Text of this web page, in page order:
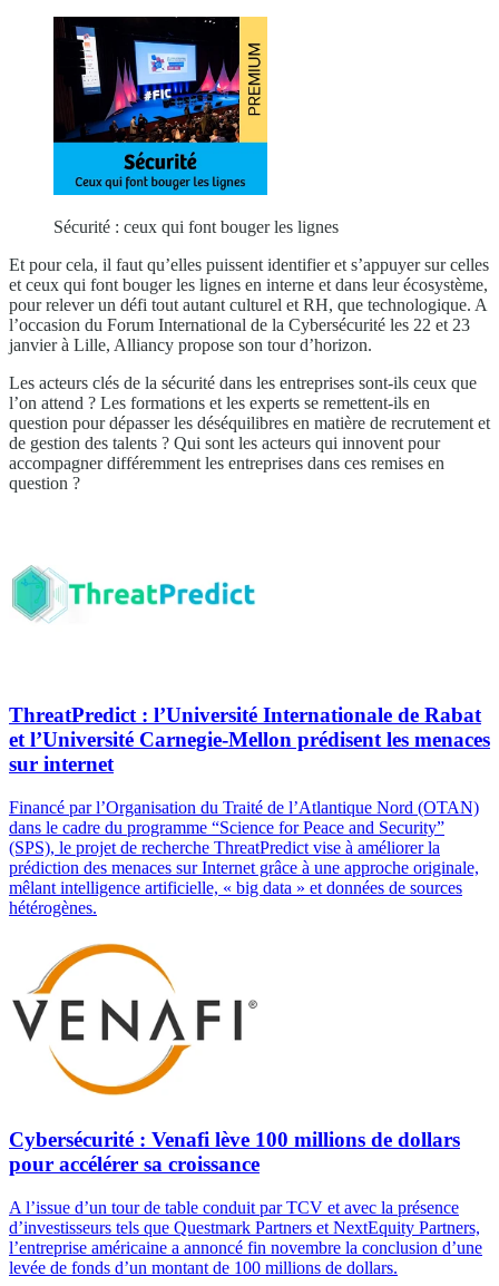
Sécurité : ceux qui font bouger les lignes
Et pour cela, il faut qu’elles puissent identifier et s’appuyer sur celles
et ceux qui font bouger les lignes en interne et dans leur écosystème,
pour relever un défi tout autant culturel et RH, que technologique. A
l’occasion du Forum International de la Cybersécurité les 22 et 23
janvier à Lille, Alliancy propose son tour d’horizon.
Les acteurs clés de la sécurité dans les entreprises sont-ils ceux que
l’on attend ? Les formations et les experts se remettent-ils en
question pour dépasser les déséquilibres en matière de recrutement et
de gestion des talents ? Qui sont les acteurs qui innovent pour
accompagner différemment les entreprises dans ces remises en
question ?
ThreatPredict : l’Université Internationale de Rabat
et l’Université Carnegie-Mellon prédisent les menaces
sur internet
Financé par l’Organisation du Traité de l’Atlantique Nord (OTAN)
dans le cadre du programme “Science for Peace and Security”
(SPS), le projet de recherche ThreatPredict vise à améliorer la
prédiction des menaces sur Internet grâce à une approche originale,
mêlant intelligence artificielle, « big data » et données de sources
hétérogènes.
Cybersécurité : Venafi lève 100 millions de dollars
pour accélérer sa croissance
A l’issue d’un tour de table conduit par TCV et avec la présence
d’investisseurs tels que Questmark Partners et NextEquity Partners,
l’entreprise américaine a annoncé fin novembre la conclusion d’une
levée de fonds d’un montant de 100 millions de dollars.